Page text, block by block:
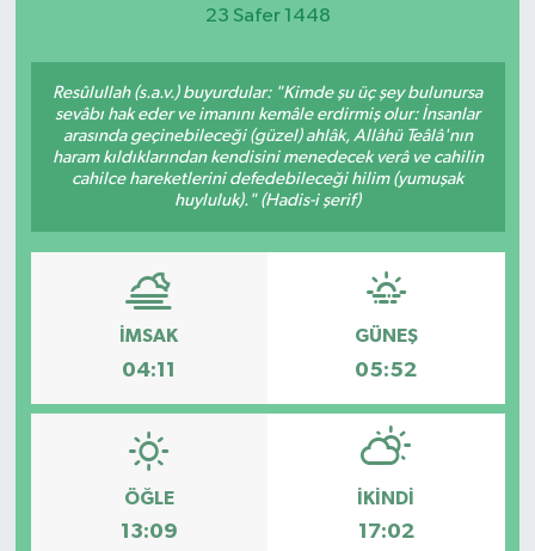
23 Safer 1448
Resûlullah (s.a.v.) buyurdular: "Kimde şu üç şey bulunursa
sevâbı hak eder ve imanını kemâle erdirmiş olur: İnsanlar
arasında geçinebileceği (güzel) ahlâk, Allâhü Teâlâ'nın
haram kıldıklarından kendisini menedecek verâ ve cahilin
cahilce hareketlerini defedebileceği hilim (yumuşak
huyluluk)." (Hadis-i şerif)
İMSAK
04:11
GÜNEŞ
05:52
ÖĞLE
13:09
İKINDI
17:02
Etkinlikler